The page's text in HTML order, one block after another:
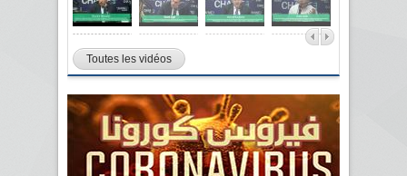
Toutes les vidéos